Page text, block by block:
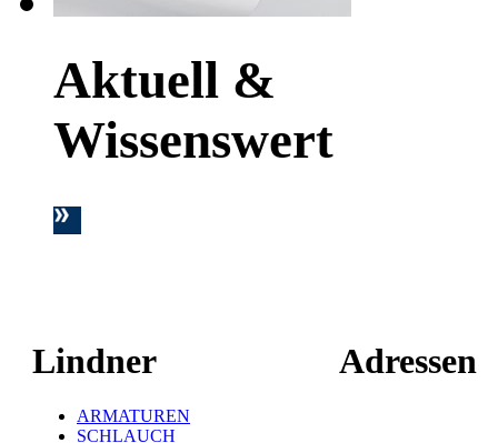
Aktuell &
Wissenswert
Lindner
ARMATUREN
SCHLAUCH
Adressen